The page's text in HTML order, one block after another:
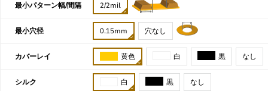
最小パターン幅/間隔 2/2mil
最小穴径 0.15mm 穴なし
カバーレイ 黄色 白 黒 なし
シルク 白 黒 なし